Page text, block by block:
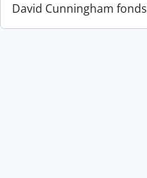
David Cunningham fonds